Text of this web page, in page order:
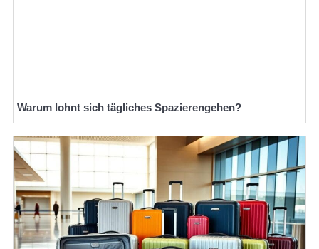
Warum lohnt sich tägliches Spazierengehen?